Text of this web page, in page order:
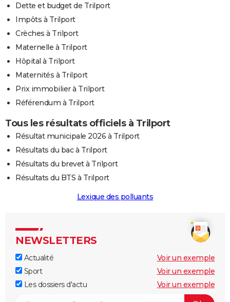
Dette et budget de Trilport
Impôts à Trilport
Crèches à Trilport
Maternelle à Trilport
Hôpital à Trilport
Maternités à Trilport
Prix immobilier à Trilport
Référendum à Trilport
Tous les résultats officiels à Trilport
Résultat municipale 2026 à Trilport
Résultats du bac à Trilport
Résultats du brevet à Trilport
Résultats du BTS à Trilport
Lexique des polluants
NEWSLETTERS
Actualité
Voir un exemple
Sport
Voir un exemple
Les dossiers d'actu
Voir un exemple